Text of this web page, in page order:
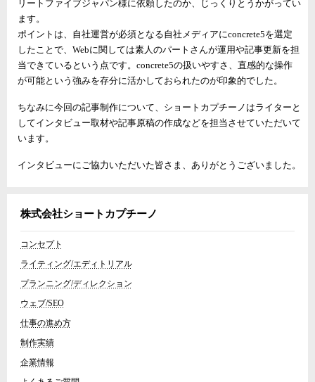
リートファイブジャパン様に依頼したのか、じっくりとうかがってい
ます。
ポイントは、自社運営が必須となる自社メディアにconcrete5を選定
したことで、Webに関しては素人のパートさんが運用や記事更新を担
当できているという点です。concrete5の扱いやすさ、直感的な操作
が可能という強みを存分に活かしておられたのが印象的でした。
ちなみに今回の記事制作について、ショートカプチーノはライターと
してインタビュー取材や記事原稿の作成などを担当させていただいて
います。
インタビューにご協力いただいた皆さま、ありがとうございました。
株式会社ショートカプチーノ
コンセプト
ライティング/エディトリアル
プランニング/ディレクション
ウェブ/SEO
仕事の進め方
制作実績
企業情報